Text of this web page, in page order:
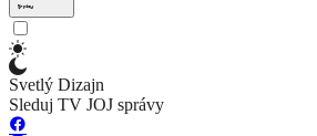
Svetlý Dizajn
Sleduj TV JOJ správy